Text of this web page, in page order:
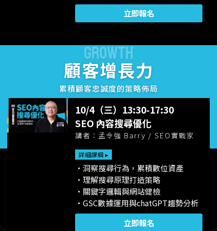
立即報名
GROWTH
顧客增長力
累積顧客忠誠度的策略佈局
10/4（三）13:30-17:30
SEO 內容搜尋優化
講者：孟令強 Barry / SEO實戰家
詳細課綱 ▸
・洞察搜尋行為，累積數位資產
・理解搜尋原理打造策略
・關鍵字邏輯與網站健檢
・GSC數據運用與chatGPT趨勢分析
立即報名